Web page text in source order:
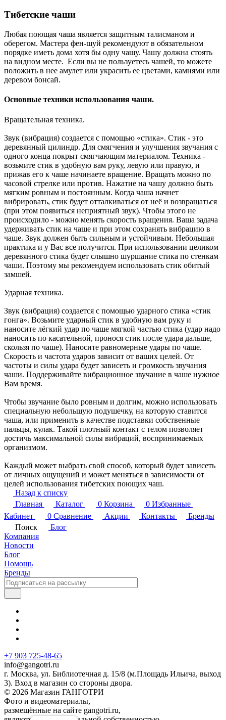
Тибетские чаши
Любая поющая чаша является защитным талисманом и
оберегом. Мастера фен-шуй рекомендуют в обязательном
порядке иметь дома хотя бы одну чашу. Чашу должна стоять
на видном месте. Если вы не пользуетесь чашей, то можете
положить в нее амулет или украсить ее цветами, камнями или
деревом бонсай.
Основные техники использования чаши.
Вращательная техника.
Звук (вибрация) создается с помощью «стика». Стик - это
деревянный цилиндр. Для смягчения и улучшения звучания с
одного конца покрыт смягчающим материалом. Техника -
возьмите стик в удобную вам руку, левую или правую, и
прижав его к чаше начинаете вращение. Вращать можно по
часовой стрелке или против. Нажатие на чашу должно быть
мягким ровным и постоянным. Когда чаша начнет
вибрировать, стик будет отталкиваться от неё и возвращаться
(при этом появиться неприятный звук). Чтобы этого не
происходило - можно менять скорость вращения. Ваша задача
удерживать стик на чаше и при этом сохранять вибрацию в
чаше. Звук должен быть сильным и устойчивым. Небольшая
практика и у Вас все получится. При использовании целиком
деревянного стика будет слышно шуршание стика по стенкам
чаши. Поэтому мы рекомендуем использовать стик обитый
замшей.
Ударная техника.
Звук (вибрация) создается с помощью ударного стика «стик
гонга». Возьмите ударный стик в удобную вам руку и
наносите лёгкий удар по чаше мягкой частью стика (удар надо
наносить по касательной, пронося стик после удара дальше,
скользя по чаше). Наносите равномерные удары по чаше.
Скорость и частота ударов зависит от ваших целей. От
частоты и силы удара будет зависеть и громкость звучания
чаши. Поддерживайте вибрационное звучание в чаше нужное
Вам время.
Чтобы звучание было ровным и долгим, можно использовать
специальную небольшую подушечку, на которую ставится
чаша, или применить в качестве подставки собственные
пальцы, кулак. Такой плотный контакт с телом позволяет
достичь максимальной силы вибраций, воспринимаемых
организмом.
Каждый может выбрать свой способ, который будет зависеть
от личных ощущений и может меняться в зависимости от
целей использования тибетских поющих чаш.
Назад к списку
Главная
Каталог 0 Корзина 0 Избранные
Кабинет
0 Сравнение Акции Контакты
Бренды
Поиск
Блог
Компания
Новости
Блог
Помощь
Бренды
+7 903 725-48-65
info@gangotri.ru
г. Москва, ул. Библиотечная д. 15/8 (м.Площадь Ильича, выход
3). Вход в магазин со стороны двора.
© 2026 Магазин ГАНГОТРИ
Фото и видеоматериалы,
размещённые на сайте gangotri.ru,